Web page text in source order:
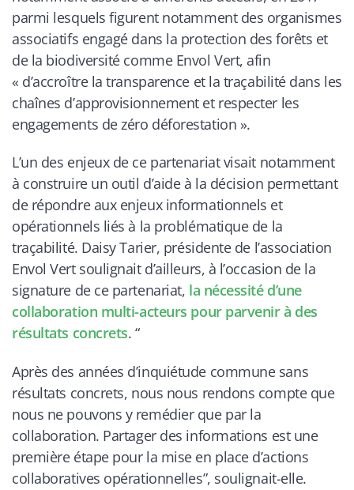
parmi lesquels figurent notamment des organismes
associatifs engagé dans la protection des forêts et
de la biodiversité comme Envol Vert, afin
« d’accroître la transparence et la traçabilité dans les
chaînes d’approvisionnement et respecter les
engagements de zéro déforestation ».
L’un des enjeux de ce partenariat visait notamment
à construire un outil d’aide à la décision permettant
de répondre aux enjeux informationnels et
opérationnels liés à la problématique de la
traçabilité. Daisy Tarier, présidente de l’association
Envol Vert soulignait d’ailleurs, à l’occasion de la
signature de ce partenariat, la nécessité d’une
collaboration multi-acteurs pour parvenir à des
résultats concrets. “
Après des années d’inquiétude commune sans
résultats concrets, nous nous rendons compte que
nous ne pouvons y remédier que par la
collaboration. Partager des informations est une
première étape pour la mise en place d’actions
collaboratives opérationnelles”, soulignait-elle.